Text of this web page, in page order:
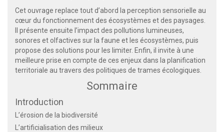
Cet ouvrage replace tout d’abord la perception sensorielle au
cœur du fonctionnement des écosystèmes et des paysages.
Il présente ensuite l’impact des pollutions lumineuses,
sonores et olfactives sur la faune et les écosystèmes, puis
propose des solutions pour les limiter. Enfin, il invite à une
meilleure prise en compte de ces enjeux dans la planification
territoriale au travers des politiques de trames écologiques.
Sommaire
Introduction
L’érosion de la biodiversité
L’artificialisation des milieux